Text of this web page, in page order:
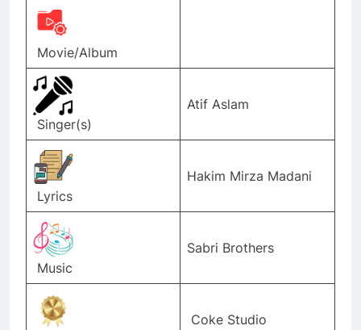
Movie/Album
Singer(s)
Atif Aslam
Lyrics
Hakim Mirza Madani
Music
Sabri Brothers
Coke Studio